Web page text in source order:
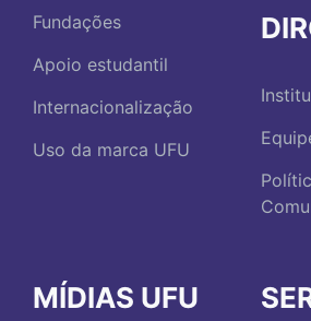
Fundações
Apoio estudantil
Internacionalização
Uso da marca UFU
MÍDIAS UFU